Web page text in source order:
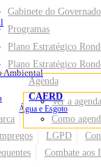
CAERD
Água e Esgoto
Gabinete do
Programas
Plano Estratégico
Plano Estratégico
Agenda
Ver a agenda
Como
LGPD
Combate aos
Ambiental